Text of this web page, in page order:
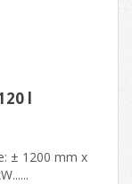
l
± 1200 mm x